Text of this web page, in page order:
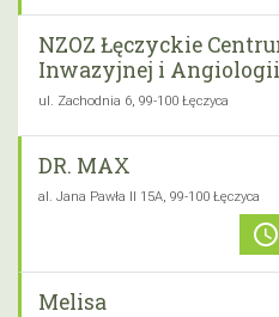
NZOZ Łęczyckie
Inwazyjnej i Angiologii
ul. Zachodnia 6, 99-100 Łęczyca
DR. MAX
al. Jana Pawła II 15A, 99-100 Łęczyca
schedule
Melisa